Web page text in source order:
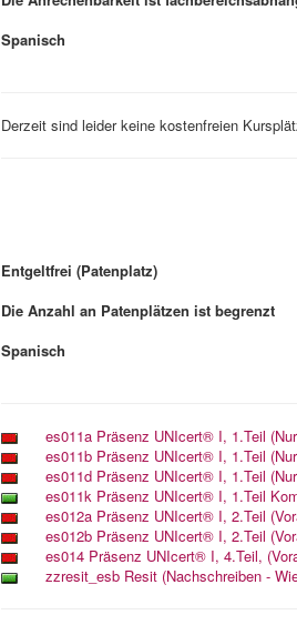
Spanisch
Derzeit sind leider keine kostenfreien
Entgeltfrei (Patenplatz)
Die Anzahl an Patenplätzen ist begrenzt
Spanisch